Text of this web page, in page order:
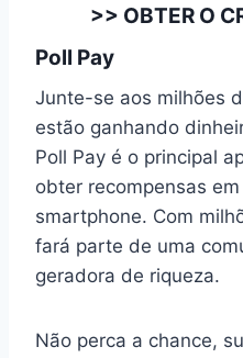
>> OBTER O
Poll Pay
Junte-se aos milhões
estão ganhando
Poll Pay é o principal
obter recompensas
smartphone. Com
fará parte de uma
geradora de riqueza.
Não perca a chance,